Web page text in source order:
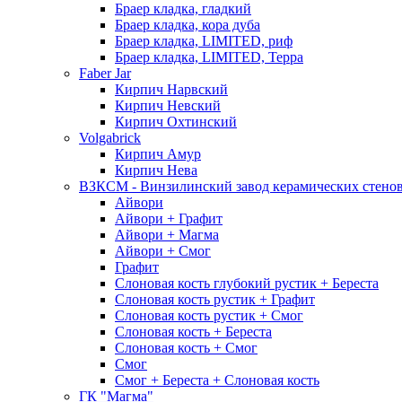
Браер кладка, гладкий
Браер кладка, кора дуба
Браер кладка, LIMITED, риф
Браер кладка, LIMITED, Терра
Faber Jar
Кирпич Нарвский
Кирпич Невский
Кирпич Охтинский
Volgabrick
Кирпич Амур
Кирпич Нева
ВЗКСМ - Винзилинский завод керамических
Айвори
Айвори + Графит
Айвори + Магма
Айвори + Смог
Графит
Слоновая кость глубокий рустик + Береста
Слоновая кость рустик + Графит
Слоновая кость рустик + Смог
Слоновая кость + Береста
Слоновая кость + Смог
Смог
Смог + Береста + Слоновая кость
ГК "Магма"